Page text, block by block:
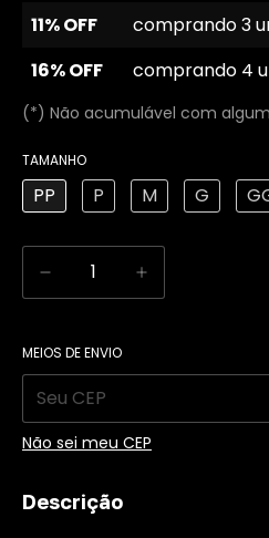
11% OFF
comprando 3
16% OFF
comprando 4
(*) Não acumulável com
TAMANHO
PP P M G
Entregas para o CEP:
MEIOS DE ENVIO
Não sei meu CEP
Descrição